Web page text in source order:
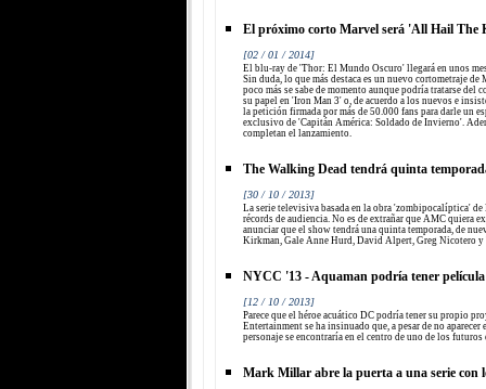
El próximo corto Marvel será 'All Hail The
[02 / 01 / 2014]
El blu-ray de 'Thor: El Mundo Oscuro' llegará en unos
Sin duda, lo que más destaca es un nuevo cortometraje
poco más se sabe de momento aunque podría tratarse
su papel en 'Iron Man 3' o, de acuerdo a los nuevos e
la petición firmada por más de 50.000 fans para darle un
exclusivo de 'Capitán América: Soldado de Invierno'.
completan el lanzamiento.
The Walking Dead tendrá quinta
[30 / 10 / 2013]
La serie televisiva basada en la obra 'zombipocalíptica'
récords de audiencia. No es de extrañar que AMC quiera
anunciar que el show tendrá una quinta temporada, de
Kirkman, Gale Anne Hurd, David Alpert, Greg Nicotero
NYCC '13 - Aquaman podría tener
[12 / 10 / 2013]
Parece que el héroe acuático DC podría tener su propio
Entertainment se ha insinuado que, a pesar de no
personaje se encontraría en el centro de uno de los futuros
Mark Millar abre la puerta a una serie con